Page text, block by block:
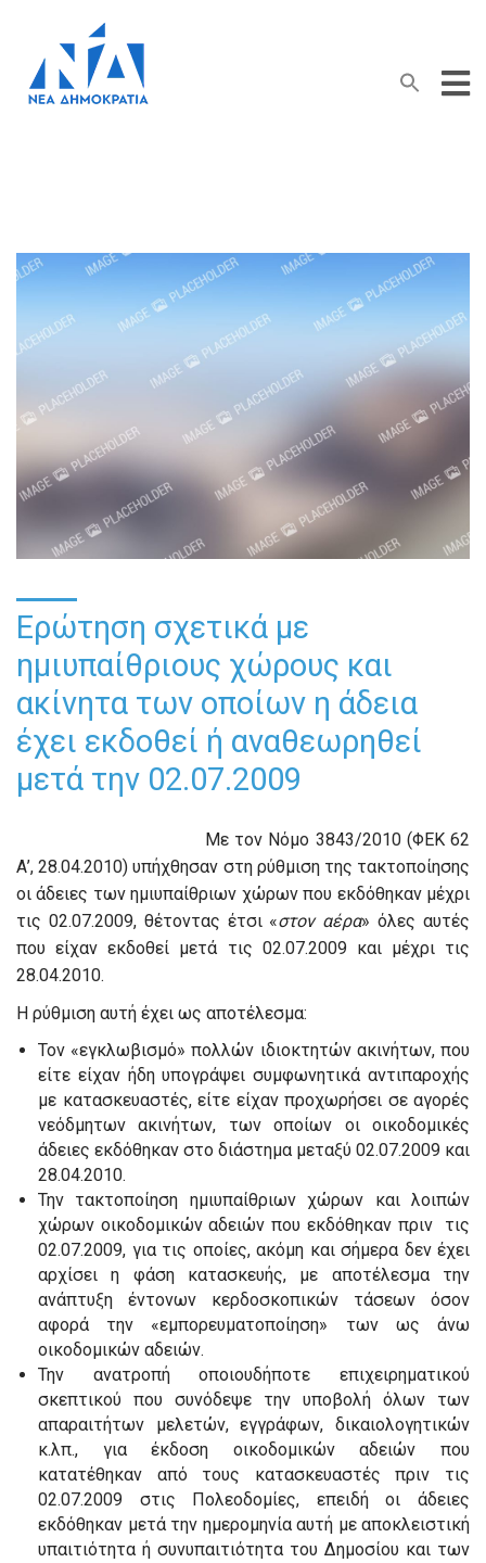
Search
for:
Search Button
Ερώτηση σχετικά με
ημιυπαίθριους χώρους και
ακίνητα των οποίων η άδεια
έχει εκδοθεί ή αναθεωρηθεί
μετά την 02.07.2009
Με τον Νόμο 3843/2010 (ΦΕΚ 62
Α’, 28.04.2010) υπήχθησαν στη ρύθμιση της τακτοποίησης
οι άδειες των ημιυπαίθριων χώρων που εκδόθηκαν μέχρι
τις 02.07.2009, θέτοντας έτσι «στον αέρα» όλες αυτές
που είχαν εκδοθεί μετά τις 02.07.2009 και μέχρι τις
28.04.2010.
Η ρύθμιση αυτή έχει ως αποτέλεσμα:
Τον «εγκλωβισμό» πολλών ιδιοκτητών ακινήτων, που
είτε είχαν ήδη υπογράψει συμφωνητικά αντιπαροχής
με κατασκευαστές, είτε είχαν προχωρήσει σε αγορές
νεόδμητων ακινήτων, των οποίων οι οικοδομικές
άδειες εκδόθηκαν στο διάστημα μεταξύ 02.07.2009 και
28.04.2010.
Την τακτοποίηση ημιυπαίθριων χώρων και λοιπών
χώρων οικοδομικών αδειών που εκδόθηκαν πριν τις
02.07.2009, για τις οποίες, ακόμη και σήμερα δεν έχει
αρχίσει η φάση κατασκευής, με αποτέλεσμα την
ανάπτυξη έντονων κερδοσκοπικών τάσεων όσον
αφορά την «εμπορευματοποίηση» των ως άνω
οικοδομικών αδειών.
Την ανατροπή οποιουδήποτε επιχειρηματικού
σκεπτικού που συνόδεψε την υποβολή όλων των
απαραιτήτων μελετών, εγγράφων, δικαιολογητικών
κ.λπ., για έκδοση οικοδομικών αδειών που
κατατέθηκαν από τους κατασκευαστές πριν τις
02.07.2009 στις Πολεοδομίες, επειδή οι άδειες
εκδόθηκαν μετά την ημερομηνία αυτή με αποκλειστική
υπαιτιότητα ή συνυπαιτιότητα του Δημοσίου και των